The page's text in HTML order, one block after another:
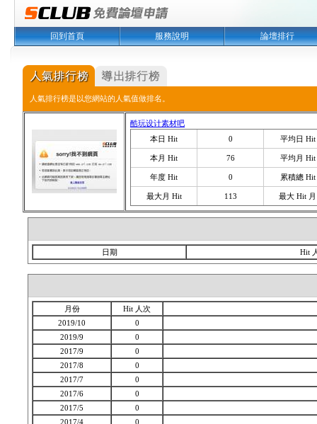
回到首頁 服務說明 論壇排行
人氣排行榜是以您網站的人氣值做排名。
酷玩设计素材吧
本日 Hit
0 平均日 Hit
本月 Hit 76 平均月 Hit
年度 Hit 0 累積總 Hit
最大月 Hit 113 最大 Hit 月
日期 Hit
月份
Hit 人次
2019/10
0
2019/9
0
2017/9
0
2017/8
0
2017/7
0
2017/6
0
2017/5
0
2017/4
0